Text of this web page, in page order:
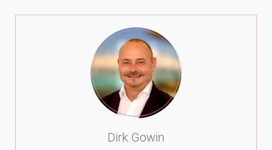
Dirk Gowin